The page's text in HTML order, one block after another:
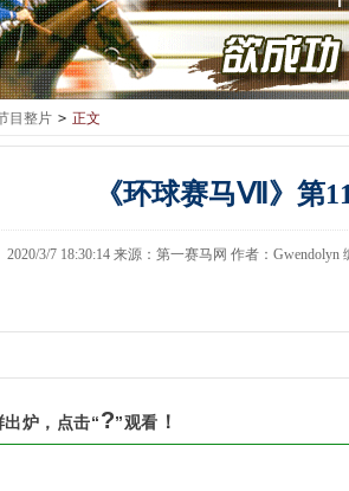
目整片 > 正文
《环球赛马Ⅶ》第
2020/3/7 18:30:14 来源：第一赛马网 作者：Gwendolyn
炉，点击“?”观看 ！